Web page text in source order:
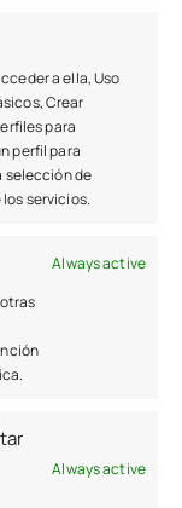
a ella, Uso
Crear
para
perfil para
selección de
servicios.
Always active
Always active
la Ley de
deudas
va a
y te